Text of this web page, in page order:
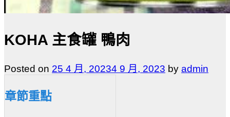
KOHA 主食罐 鴨肉
Posted on 25 4 月, 20234 9 月, 2023 by admin
章節重點